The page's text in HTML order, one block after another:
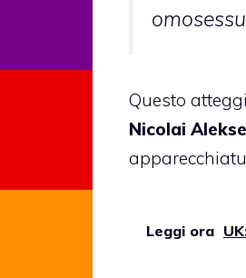
Questo
Nicolai
Leggi ora